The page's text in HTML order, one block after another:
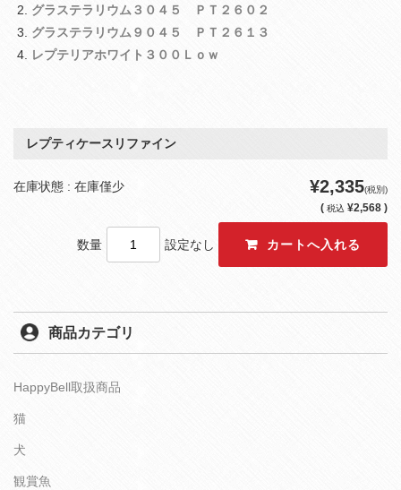
グラステラリウム３０４５ ＰＴ２６０２
グラステラリウム９０４５ ＰＴ２６１３
レプテリアホワイト３００Ｌｏｗ
レプティケースリファイン
在庫状態 : 在庫僅少 ¥2,335(税別)
( 税込 ¥2,568 )
数量 設定なし
商品カテゴリ
HappyBell取扱商品
猫
犬
観賞魚